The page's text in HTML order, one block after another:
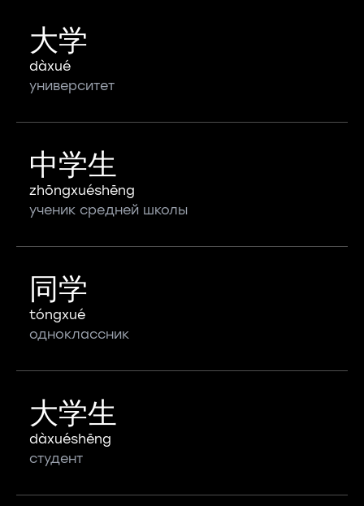
大学
dàxué
университет
中学生
zhōngxuéshēng
ученик средней школы
同学
tóngxué
одноклассник
大学生
dàxuéshēng
студент